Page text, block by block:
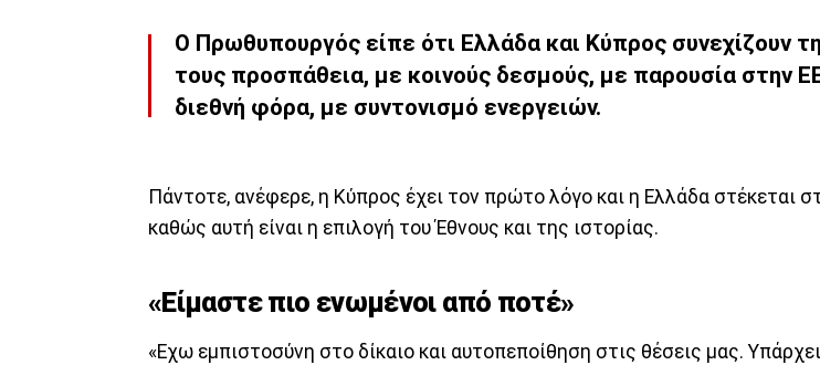
Ο Πρωθυπουργός είπε ότι Ελλάδα και Κύπρος συνεχίζουν
τους προσπάθεια, με κοινούς δεσμούς, με παρουσία στην
διεθνή φόρα, με συντονισμό ενεργειών.
Πάντοτε, ανέφερε, η Κύπρος έχει τον πρώτο λόγο και η Ελλάδα στέκεται
καθώς αυτή είναι η επιλογή του Έθνους και της ιστορίας.
«Είμαστε πιο ενωμένοι από ποτέ»
«Εχω εμπιστοσύνη στο δίκαιο και αυτοπεποίθηση στις θέσεις μας.